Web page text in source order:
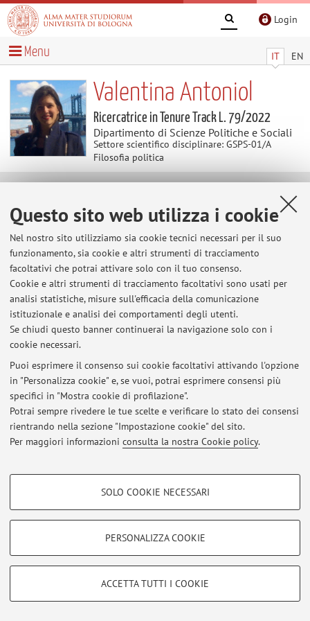
Questo sito web utilizza i cookie
Nel nostro sito utilizziamo sia cookie tecnici necessari per il suo
funzionamento, sia cookie e altri strumenti di tracciamento
facoltativi che potrai attivare solo con il tuo consenso.
Cookie e altri strumenti di tracciamento facoltativi sono usati per
analisi statistiche, misure sull'efficacia della comunicazione
istituzionale e analisi dei comportamenti degli utenti.
Se chiudi questo banner continuerai la navigazione solo con i
cookie necessari.
Puoi esprimere il consenso sui cookie facoltativi attivando l'opzione
in "Personalizza cookie" e, se vuoi, potrai esprimere consensi più
specifici in "Mostra cookie di profilazione".
Potrai sempre rivedere le tue scelte e verificare lo stato dei consensi
rientrando nella sezione "Impostazione cookie" del sito.
Per maggiori informazioni consulta la nostra Cookie policy.
COOKIE DI PROFILAZIONE - FACOLTATIVI
COOKIE TECNICI - NECESSARI
Si tratta di cookie tecnici utilizzati, a titolo esemplificativo, per il corretto
SOLO COOKIE NECESSARI
PERSONALIZZA COOKIE
ACCETTA TUTTI I COOKIE
Login
IT EN
Menu
Valentina Antoniol
Ricercatrice in Tenure Track L. 79/2022
Dipartimento di Scienze Politiche e Sociali
Settore scientifico disciplinare: GSPS-01/A
Filosofia politica
Avvisi
Al momento non sono presenti avvisi.
Area riservata
Accedi tramite login per gestire tutti i contenuti del sito.
© 2026 - ALMA MATER STUDIORUM - Università di Bologna - Via
Zamboni, 33 - 40126 Bologna - Partita IVA: 01131710376
Privacy| Note legali |Impostazioni Cookie